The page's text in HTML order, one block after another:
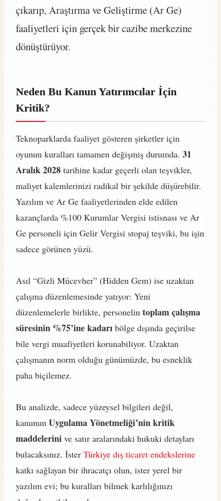
çıkarıp, Araştırma ve Geliştirme (Ar Ge)
faaliyetleri için gerçek bir cazibe merkezine
dönüştürüyor.
Neden Bu Kanun Yatırımcılar İçin
Kritik?
Teknoparklarda faaliyet gösteren şirketler için
oyunun kuralları tamamen değişmiş durumda. 31
Aralık 2028 tarihine kadar geçerli olan teşvikler,
maliyet kalemlerinizi radikal bir şekilde düşürebilir.
Yazılım ve Ar Ge faaliyetlerinden elde edilen
kazançlarda %100 Kurumlar Vergisi istisnası ve Ar
Ge personeli için Gelir Vergisi stopaj teşviki, bu işin
sadece görünen yüzü.
Asıl “Gizli Mücevher” (Hidden Gem) ise uzaktan
çalışma düzenlemesinde yatıyor: Yeni
düzenlemelerle birlikte, personelin toplam çalışma
süresinin %75’ine kadarı bölge dışında geçirilse
bile vergi muafiyetleri korunabiliyor. Uzaktan
çalışmanın norm olduğu günümüzde, bu esneklik
paha biçilemez.
Bu analizde, sadece yüzeysel bilgileri değil,
kanunun Uygulama Yönetmeliği’nin kritik
maddelerini ve satır aralarındaki hukuki detayları
bulacaksınız. İster Türkiye dış ticaret endekslerine
katkı sağlayan bir ihracatçı olun, ister yerel bir
yazılım evi; bu kuralları bilmek karlılığınızı